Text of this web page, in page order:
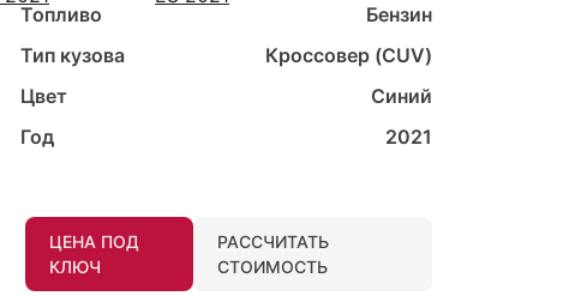
Топливо
Бензин
Тип кузова
Кроссовер (CUV)
Цвет
Синий
Год
2021
ЦЕНА ПОД
КЛЮЧ
РАССЧИТАТЬ
СТОИМОСТЬ